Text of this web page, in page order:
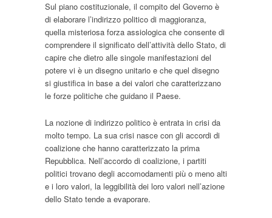
Sul piano costituzionale, il compito del Governo è
di elaborare l’indirizzo politico di maggioranza,
quella misteriosa forza assiologica che consente di
comprendere il significato dell’attività dello Stato, di
capire che dietro alle singole manifestazioni del
potere vi è un disegno unitario e che quel disegno
si giustifica in base a dei valori che caratterizzano
le forze politiche che guidano il Paese.
La nozione di indirizzo politico è entrata in crisi da
molto tempo. La sua crisi nasce con gli accordi di
coalizione che hanno caratterizzato la prima
Repubblica. Nell’accordo di coalizione, i partiti
politici trovano degli accomodamenti più o meno alti
e i loro valori, la leggibilità dei loro valori nell’azione
dello Stato tende a evaporare.